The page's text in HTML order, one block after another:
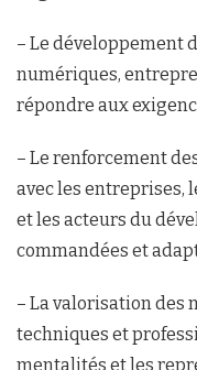
– Le développement
numériques,
répondre aux
– Le renforcement
avec les entreprises,
et les acteurs du
commandées et
– La valorisation des
techniques et
mentalités et les